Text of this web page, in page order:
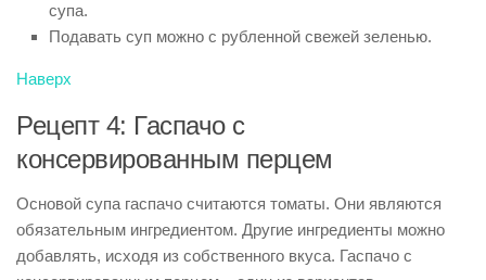
супа.
Подавать суп можно с рубленной свежей зеленью.
Наверх
Рецепт 4: Гаспачо с
консервированным перцем
Основой супа гаспачо считаются томаты. Они являются
обязательным ингредиентом. Другие ингредиенты можно
добавлять, исходя из собственного вкуса. Гаспачо с